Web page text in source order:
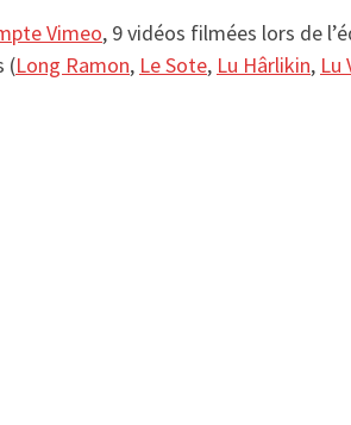
Vimeo, 9 vidéos filmées lors de
(Long Ramon, Le Sote, Lu Hârlikin, Lu